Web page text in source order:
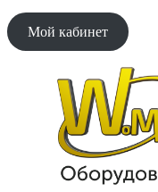
Мой кабинет